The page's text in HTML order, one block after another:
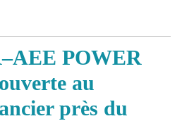
POWER
au
près du